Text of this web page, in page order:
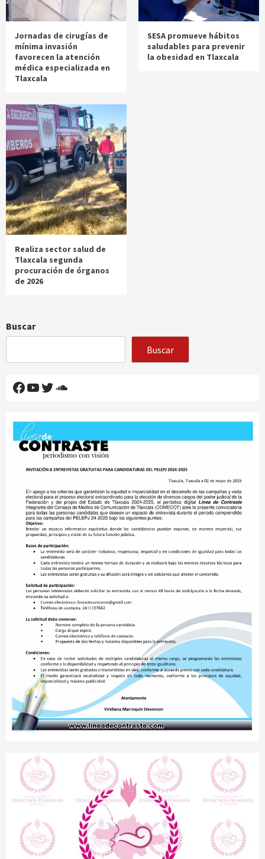
Jornadas de cirugías de
mínima invasión
favorecen la atención
médica especializada en
Tlaxcala
SESA promueve hábitos
saludables para prevenir
la obesidad en Tlaxcala
Realiza sector salud de
Tlaxcala segunda
procuración de órganos
de 2026
Buscar
Buscar
Facebook
YouTube
Twitter
SoundCloud